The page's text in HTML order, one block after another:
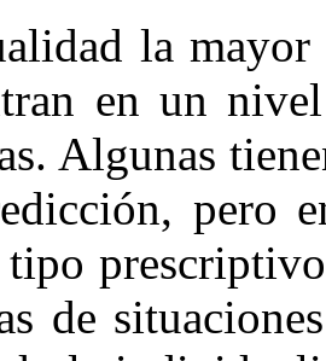
la
en un
Algunas
pero
tipo
de